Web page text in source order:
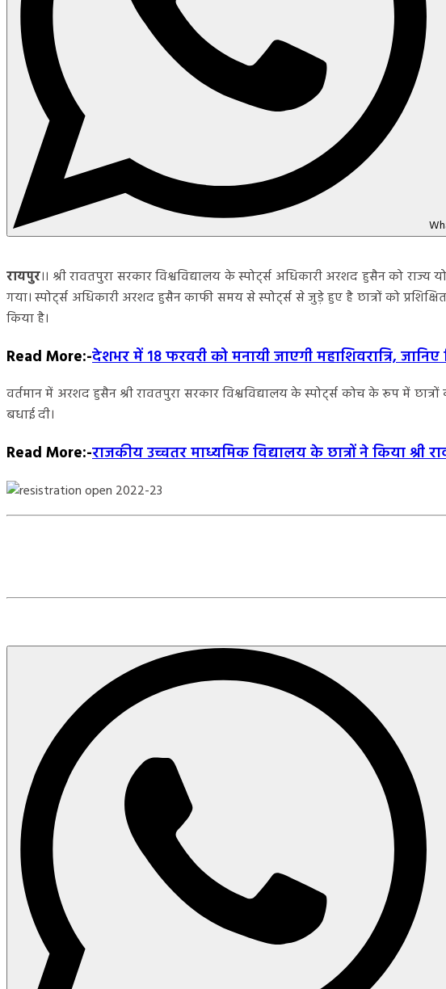
रायपुर।। श्री रावतपुरा सरकार विश्वविद्यालय के स्पोर्ट्स अधिकारी अरशद हुसैन को
गया। स्पोर्ट्स अधिकारी अरशद हुसैन काफी समय से स्पोर्ट्स से जुड़े हुए है छात्रों को
किया है।
Read More:-देशभर में 18 फरवरी को मनायी जाएगी महाशिवरात्रि,
वर्तमान में अरशद हुसैन श्री रावतपुरा सरकार विश्वविद्यालय के स्पोर्ट्स कोच के रूप में
बधाई दी।
Read More:-राजकीय उच्चतर माध्यमिक विद्यालय के छात्रों ने किया